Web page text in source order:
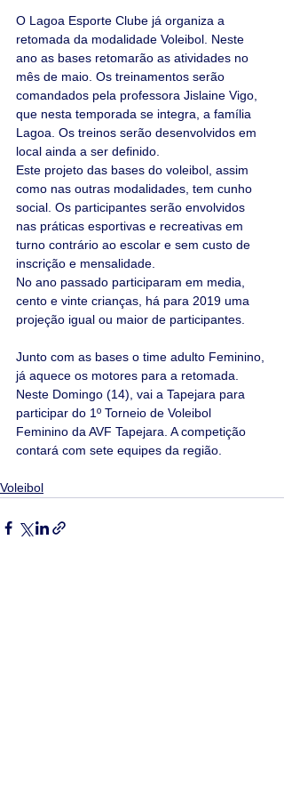
O Lagoa Esporte Clube já organiza a
retomada da modalidade Voleibol. Neste
ano as bases retomarão as atividades no
mês de maio. Os treinamentos serão
comandados pela professora Jislaine Vigo,
que nesta temporada se integra, a família
Lagoa. Os treinos serão desenvolvidos em
local ainda a ser definido.
Este projeto das bases do voleibol, assim
como nas outras modalidades, tem cunho
social. Os participantes serão envolvidos
nas práticas esportivas e recreativas em
turno contrário ao escolar e sem custo de
inscrição e mensalidade.
No ano passado participaram em media,
cento e vinte crianças, há para 2019 uma
projeção igual ou maior de participantes.
Junto com as bases o time adulto Feminino,
já aquece os motores para a retomada.
Neste Domingo (14), vai a Tapejara para
participar do 1º Torneio de Voleibol
Feminino da AVF Tapejara. A competição
contará com sete equipes da região.
Voleibol